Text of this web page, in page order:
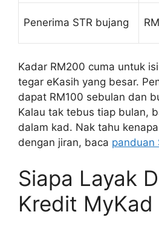
Penerima STR bujang
Kadar RM200 cuma untuk
tegar eKasih yang besar.
dapat RM100 sebulan dan
Kalau tak tebus tiap bulan,
dalam kad. Nak tahu
dengan jiran, baca panduan
Siapa Layak
Kredit MyKad